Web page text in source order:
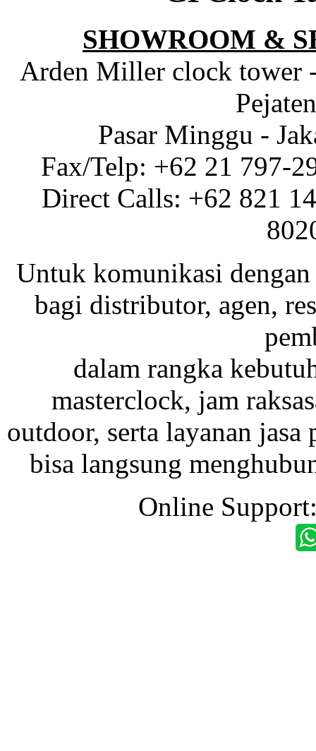
SHOWROOM &
Arden Miller clock tower
Pasar Minggu -
Fax/Telp: +62 21 797-
Direct Calls: +62 821
Untuk komunikasi dengan
bagi distributor, agen,
dalam rangka
masterclock, jam
outdoor, serta layanan
bisa langsung
Online